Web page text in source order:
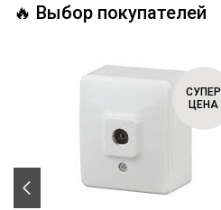
🔥 Выбор покупателей
СУПЕР
ЦЕНА